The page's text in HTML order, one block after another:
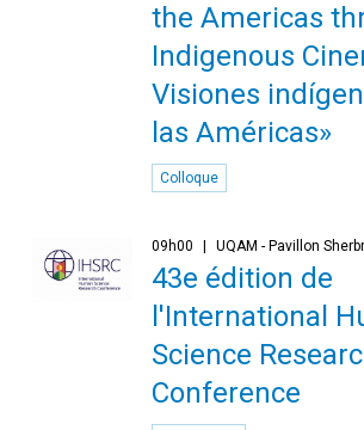
the Americas
Indigenous
Visiones
las Américas»
Colloque
09h00 UQAM - Pavillon
43e édition de
l'International
Science
Conference